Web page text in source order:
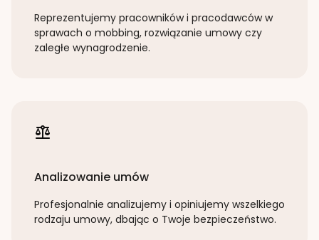
Reprezentujemy pracowników i pracodawców w
sprawach o mobbing, rozwiązanie umowy czy
zaległe wynagrodzenie.
Analizowanie umów
Profesjonalnie analizujemy i opiniujemy wszelkiego
rodzaju umowy, dbając o Twoje bezpieczeństwo.